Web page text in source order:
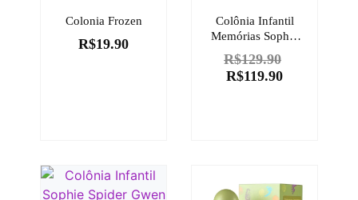
Colonia Frozen
R$19.90
Colônia Infantil
Memórias Sophie
Quasar Next
Divertida Mente 2
100ml
R$129.90
R$119.90